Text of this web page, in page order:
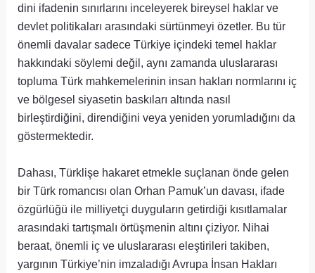
dini ifadenin sınırlarını inceleyerek bireysel haklar ve
devlet politikaları arasındaki sürtünmeyi özetler. Bu tür
önemli davalar sadece Türkiye içindeki temel haklar
hakkındaki söylemi değil, aynı zamanda uluslararası
topluma Türk mahkemelerinin insan hakları normlarını iç
ve bölgesel siyasetin baskıları altında nasıl
birleştirdiğini, direndiğini veya yeniden yorumladığını da
göstermektedir.
Dahası, Türklişe hakaret etmekle suçlanan önde gelen
bir Türk romancısı olan Orhan Pamuk’un davası, ifade
özgürlüğü ile milliyetçi duyguların getirdiği kısıtlamalar
arasındaki tartışmalı örtüşmenin altını çiziyor. Nihai
beraat, önemli iç ve uluslararası eleştirileri takiben,
yargının Türkiye’nin imzaladığı Avrupa İnsan Hakları